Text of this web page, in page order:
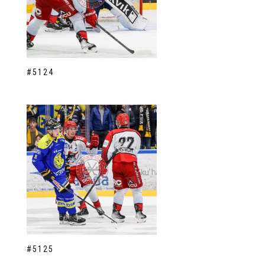
#5124
#5125